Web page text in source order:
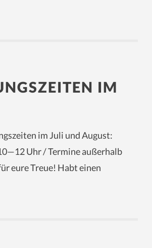
IM
im Juli und August:
Uhr / Termine außerhalb
eure Treue! Habt einen